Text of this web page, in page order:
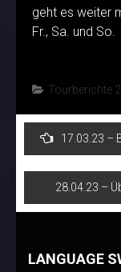
geht es weiter
Fr., Sa. und So.
Tourberichte
Post
navigation
17.03.23 –
28.04.23 –
LANGUAGE